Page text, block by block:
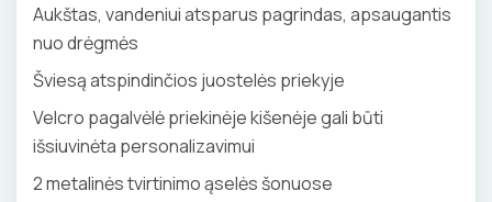
TVIRTINIMO DETALĖS
GRINDINĖS DĖŽUTĖS
VENTILIATORIAI
BATERIJOS
ŽIBINTUVĖLIAI
PRATRAUKIKLIAI
BŪGNAI KABELIŲ VYNIOJIMUI
GRĘŽIMO KARŪNOS, GRĄŽTAI
Aukštas, vandeniui atsparus pagrindas, apsaugantis
nuo drėgmės
Šviesą atspindinčios juostelės priekyje
Velcro pagalvėlė priekinėje kišenėje gali būti
išsiuvinėta personalizavimui
2 metalinės tvirtinimo ąselės šonuose